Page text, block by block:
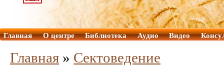
Главная О центре Библиотека Аудио Видео
Главная » Сектоведение